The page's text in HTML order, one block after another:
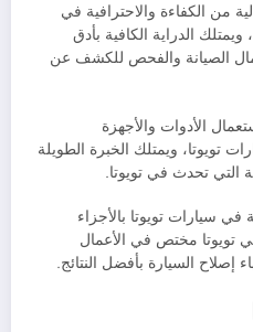
من الكفاءة والاحترافية في
الدراية الكافية بأدق
الصيانة والفحص للكشف عن
الأدوات والأجهزة
ويمتلك الخبرة الطويلة
التي تحدث في تويوتا.
في سيارات تويوتا بالأجزاء
تويوتا مختص في الأعمال
إصلاح السيارة بأفضل النتائج.